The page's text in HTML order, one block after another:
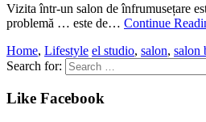
Vizita într-un salon de înfrumusețare
problemă … este de… Continue
Home, Lifestyle el studio, salon, salon
Search for:
Like Facebook